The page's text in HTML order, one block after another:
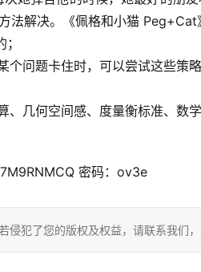
法解决。《佩格和小猫 Peg+Cat
问题卡住时，可以尝试这些策略
几何空间感、度量衡标准、数
密码：ov3e
犯了您的版权及权益，请联系我们，